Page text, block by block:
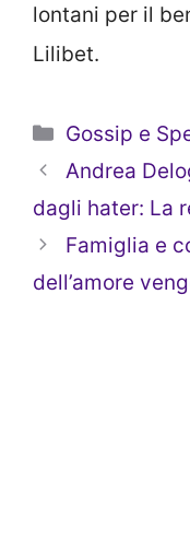
lontani per il
Lilibet.
Categorie
Gossip e
Andrea
dagli hater: La
Famiglia e
dell’amore